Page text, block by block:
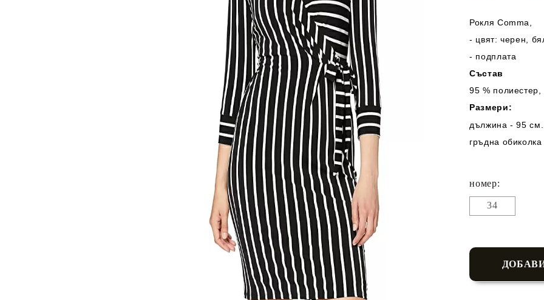
Рокля Comma,
- цвят: черен,
- подплата
Състав
95 % полиестер,
Размери:
дължина - 95 см.
гръдна обиколка
номер:
34